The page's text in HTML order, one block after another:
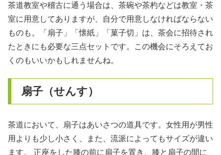
茶道教室や稽古に通う場合は、茶碗や茶杓などは教室・茶
室に用意してありますが、自分で用意しなければならない
ものも。「扇子」「懐紙」「菓子切」は、茶会に招待され
たときにも必要な三点セットです。この機会にそろえてお
くのもいいかもしれませんね。
扇子（せんす）
茶道において、扇子はあいさつの道具です。女性用が男性
用よりも少し小さく、また、流派によってもサイズが違い
ます。 正座をした膝の前に扇子を置き、膝と扇子の間に